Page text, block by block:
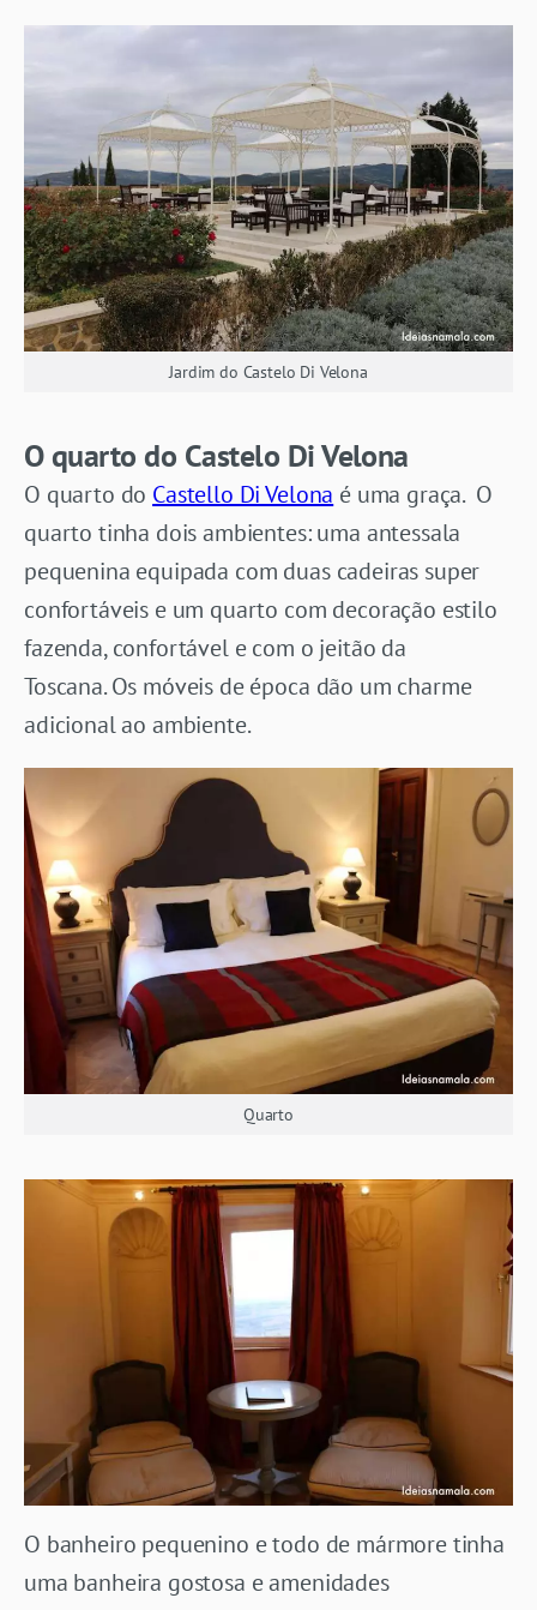
Jardim do Castelo Di Velona
O quarto do Castelo Di Velona
O quarto do Castello Di Velona é uma graça. O
quarto tinha dois ambientes: uma antessala
pequenina equipada com duas cadeiras super
confortáveis e um quarto com decoração estilo
fazenda, confortável e com o jeitão da
Toscana. Os móveis de época dão um charme
adicional ao ambiente.
Quarto
O banheiro pequenino e todo de mármore tinha
uma banheira gostosa e amenidades